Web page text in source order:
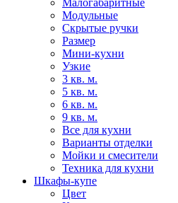
Малогабаритные
Модульные
Скрытые ручки
Размер
Мини-кухни
Узкие
3 кв. м.
5 кв. м.
6 кв. м.
9 кв. м.
Все для кухни
Варианты отделки
Мойки и смесители
Техника для кухни
Шкафы-купе
Цвет